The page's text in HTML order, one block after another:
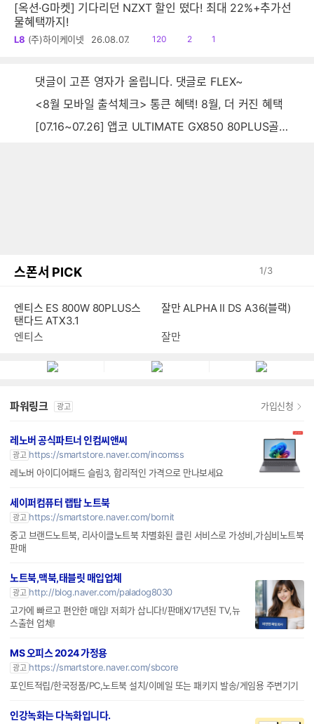
[옥션·G마켓] 기다리던 NZXT 할인 떴다! 최대 22%+추가선
물혜택까지!
L8 (주)하이케이넷 26.08.07.
읽
120
공
2
댓1
댓글이 고픈 영자가 올립니다. 댓글로 FLEX~
<8월 모바일 출석체크> 통큰 혜택! 8월, 더 커진 혜택
[07.16~07.26] 앱코 ULTIMATE GX850 80PLUS골드 풀모듈러 ATX3.0 블랙
스폰서 PICK 1/3
엔티스 ES 800W 80PLUS스
탠다드 ATX3.1
엔티스
잘만 ALPHA II DS A36(블랙)
잘만
파워링크 광고 가입신청
레노버 공식파트너 인컴씨앤씨
광고 https://smartstore.naver.com/incomss
레노버 아이디어패드 슬림3, 합리적인 가격으로 만나보세요
세이퍼컴퓨터 랩탑 노트북
광고 https://smartstore.naver.com/bornit
중고 브랜드노트북, 리사이클노트북 차별화된 클린 서비스로 가성비,가심비노트북
판매
노트북,맥북,태블릿 매입업체
광고 http://blog.naver.com/paladog8030
고가에 빠르고 편안한 매입! 저희가 삽니다!/판매X/17년된 TV,뉴
스출현 업체!
MS 오피스 2024 가정용
광고 https://smartstore.naver.com/sbcore
포인트적립/한국정품/PC,노트북 설치/이메일 또는 패키지 발송/게임용 주변기기
인강녹화는 다녹화입니다.